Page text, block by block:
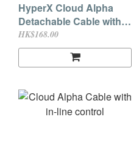
HyperX Cloud Alpha
Detachable Cable with
in-line control (HXS-
HSDC1)
HK$168.00